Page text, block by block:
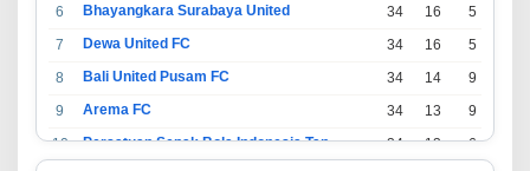
6
Bhayangkara Surabaya United 34 16 5
7
Dewa United FC 34 16 5
8
Bali United Pusam FC 34 14 9
9
Arema FC 34 13 9
10
Persatuan Sepak Bola Indonesia Tangerang 34 13 6